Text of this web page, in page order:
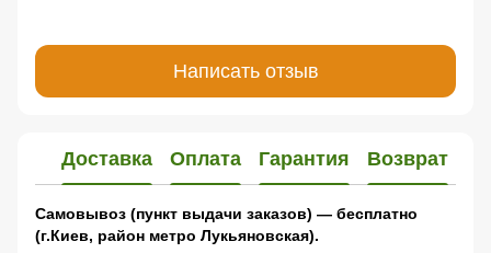
Написать отзыв
Доставка Оплата Гарантия Возврат
Самовывоз (пункт выдачи заказов) — бесплатно
(г.Киев, район метро Лукьяновская).